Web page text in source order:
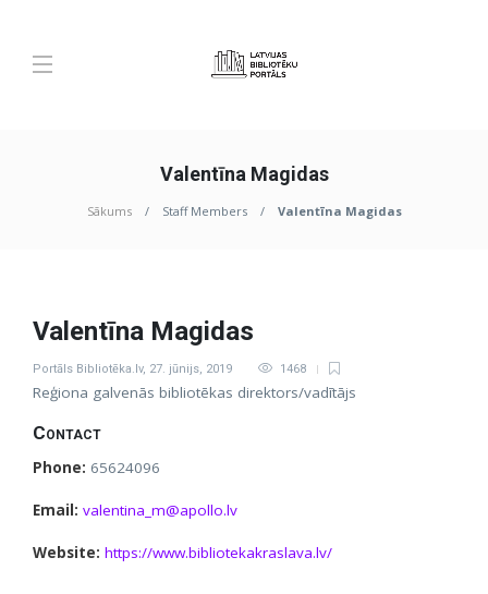
Valentīna Magidas
Sākums Staff Members Valentīna Magidas
Valentīna Magidas
Portāls Bibliotēka.lv, 27. jūnijs, 2019 1468
Reģiona galvenās bibliotēkas direktors/vadītājs
Contact
Phone: 65624096
Email: valentina_m@apollo.lv
Website: https://www.bibliotekakraslava.lv/